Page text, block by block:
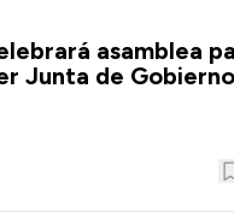
asamblea
Junta de